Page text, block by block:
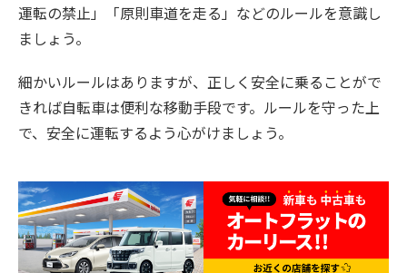
運転の禁止」「原則車道を走る」などのルールを意識し
ましょう。
細かいルールはありますが、正しく安全に乗ることがで
きれば自転車は便利な移動手段です。ルールを守った上
で、安全に運転するよう心がけましょう。